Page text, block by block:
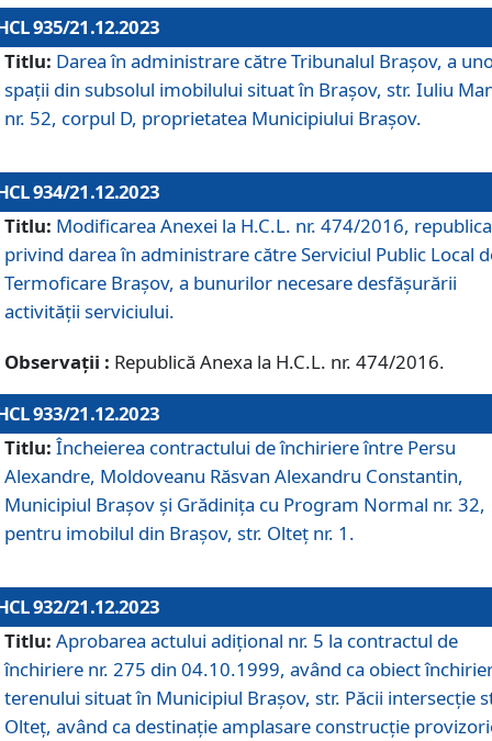
935/21.12.2023
Titlu: Darea în administrare către Tribunalul Brașov, a
spații din subsolul imobilului situat în Brașov, str. Iuliu
nr. 52, corpul D, proprietatea Municipiului Brașov.
934/21.12.2023
Titlu: Modificarea Anexei la H.C.L. nr. 474/2016,
privind darea în administrare către Serviciul Public Local
Termoficare Braşov, a bunurilor necesare desfăşurării
activităţii serviciului.
Observații : Republică Anexa la H.C.L. nr. 474/2016.
933/21.12.2023
Titlu: Încheierea contractului de închiriere între Persu
Alexandre, Moldoveanu Răsvan Alexandru Constantin,
Municipiul Braşov şi Grădinița cu Program Normal nr. 32,
pentru imobilul din Brașov, str. Olteț nr. 1.
932/21.12.2023
Titlu: Aprobarea actului adițional nr. 5 la contractul de
închiriere nr. 275 din 04.10.1999, având ca obiect
terenului situat în Municipiul Brașov, str. Păcii intersecție
Olteț, având ca destinație amplasare construcție